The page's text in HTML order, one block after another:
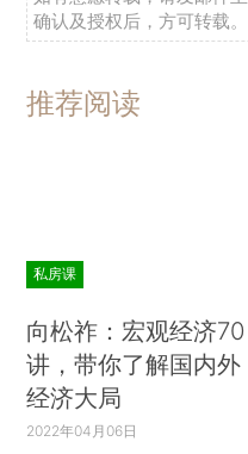
确认及授权后，方可转载。
推荐阅读
私房课
向松祚：宏观经济70
讲，带你了解国内外
经济大局
2022年04月06日